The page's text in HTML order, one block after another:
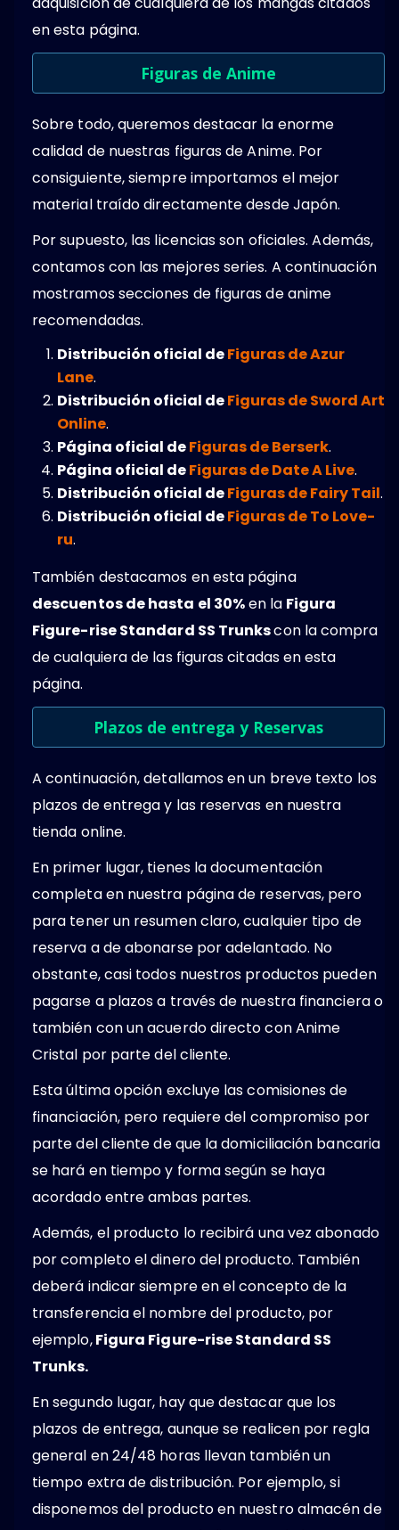
en esta página.
Figuras de Anime
Sobre todo, queremos destacar la enorme
calidad de nuestras figuras de Anime. Por
consiguiente, siempre importamos el mejor
material traído directamente desde Japón.
Por supuesto, las licencias son oficiales. Además,
contamos con las mejores series. A continuación
mostramos secciones de figuras de anime
recomendadas.
Distribución oficial deFiguras de Azur
Lane.
Distribución oficial deFiguras de Sword Art
Online.
Página oficial deFiguras de Berserk.
Página oficial deFiguras de Date A Live.
Distribución oficial deFiguras de Fairy Tail.
Distribución oficial deFiguras de To Love-
ru.
También destacamos en esta página
descuentos de hasta el 30%en la Figura
Figure-rise Standard SS Trunkscon la compra
de cualquiera de las figuras citadas en esta
página.
Plazos de entrega y Reservas
A continuación, detallamos en un breve texto los
plazos de entrega y las reservas en nuestra
tienda online.
En primer lugar, tienes la documentación
completa en nuestra página de reservas, pero
para tener un resumen claro, cualquier tipo de
reserva a de abonarse por adelantado. No
obstante, casi todos nuestros productos pueden
pagarse a plazos a través de nuestra financiera o
también con un acuerdo directo con Anime
Cristal por parte del cliente.
Esta última opción excluye las comisiones de
financiación, pero requiere del compromiso por
parte del cliente de que la domiciliación bancaria
se hará en tiempo y forma según se haya
acordado entre ambas partes.
Además, el producto lo recibirá una vez abonado
por completo el dinero del producto. También
deberá indicar siempre en el concepto de la
transferencia el nombre del producto, por
ejemplo,Figura Figure-rise Standard SS
Trunks.
En segundo lugar, hay que destacar que los
plazos de entrega, aunque se realicen por regla
general en 24/48 horas llevan también un
tiempo extra de distribución. Por ejemplo, si
disponemos del producto en nuestro almacén de